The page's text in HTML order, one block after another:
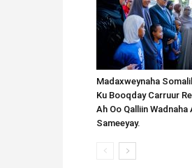
Madaxweynaha
Ku Booqday Carruur
Ah Oo Qalliin Wadnaha
Sameeyay.